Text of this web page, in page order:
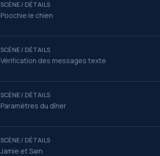
SCÈNE / DÉTAILS
Poochie le chien
SCÈNE / DÉTAILS
Vérification des messages texte
SCÈNE / DÉTAILS
Paramètres du dîner
SCÈNE / DÉTAILS
Jamie et Sam